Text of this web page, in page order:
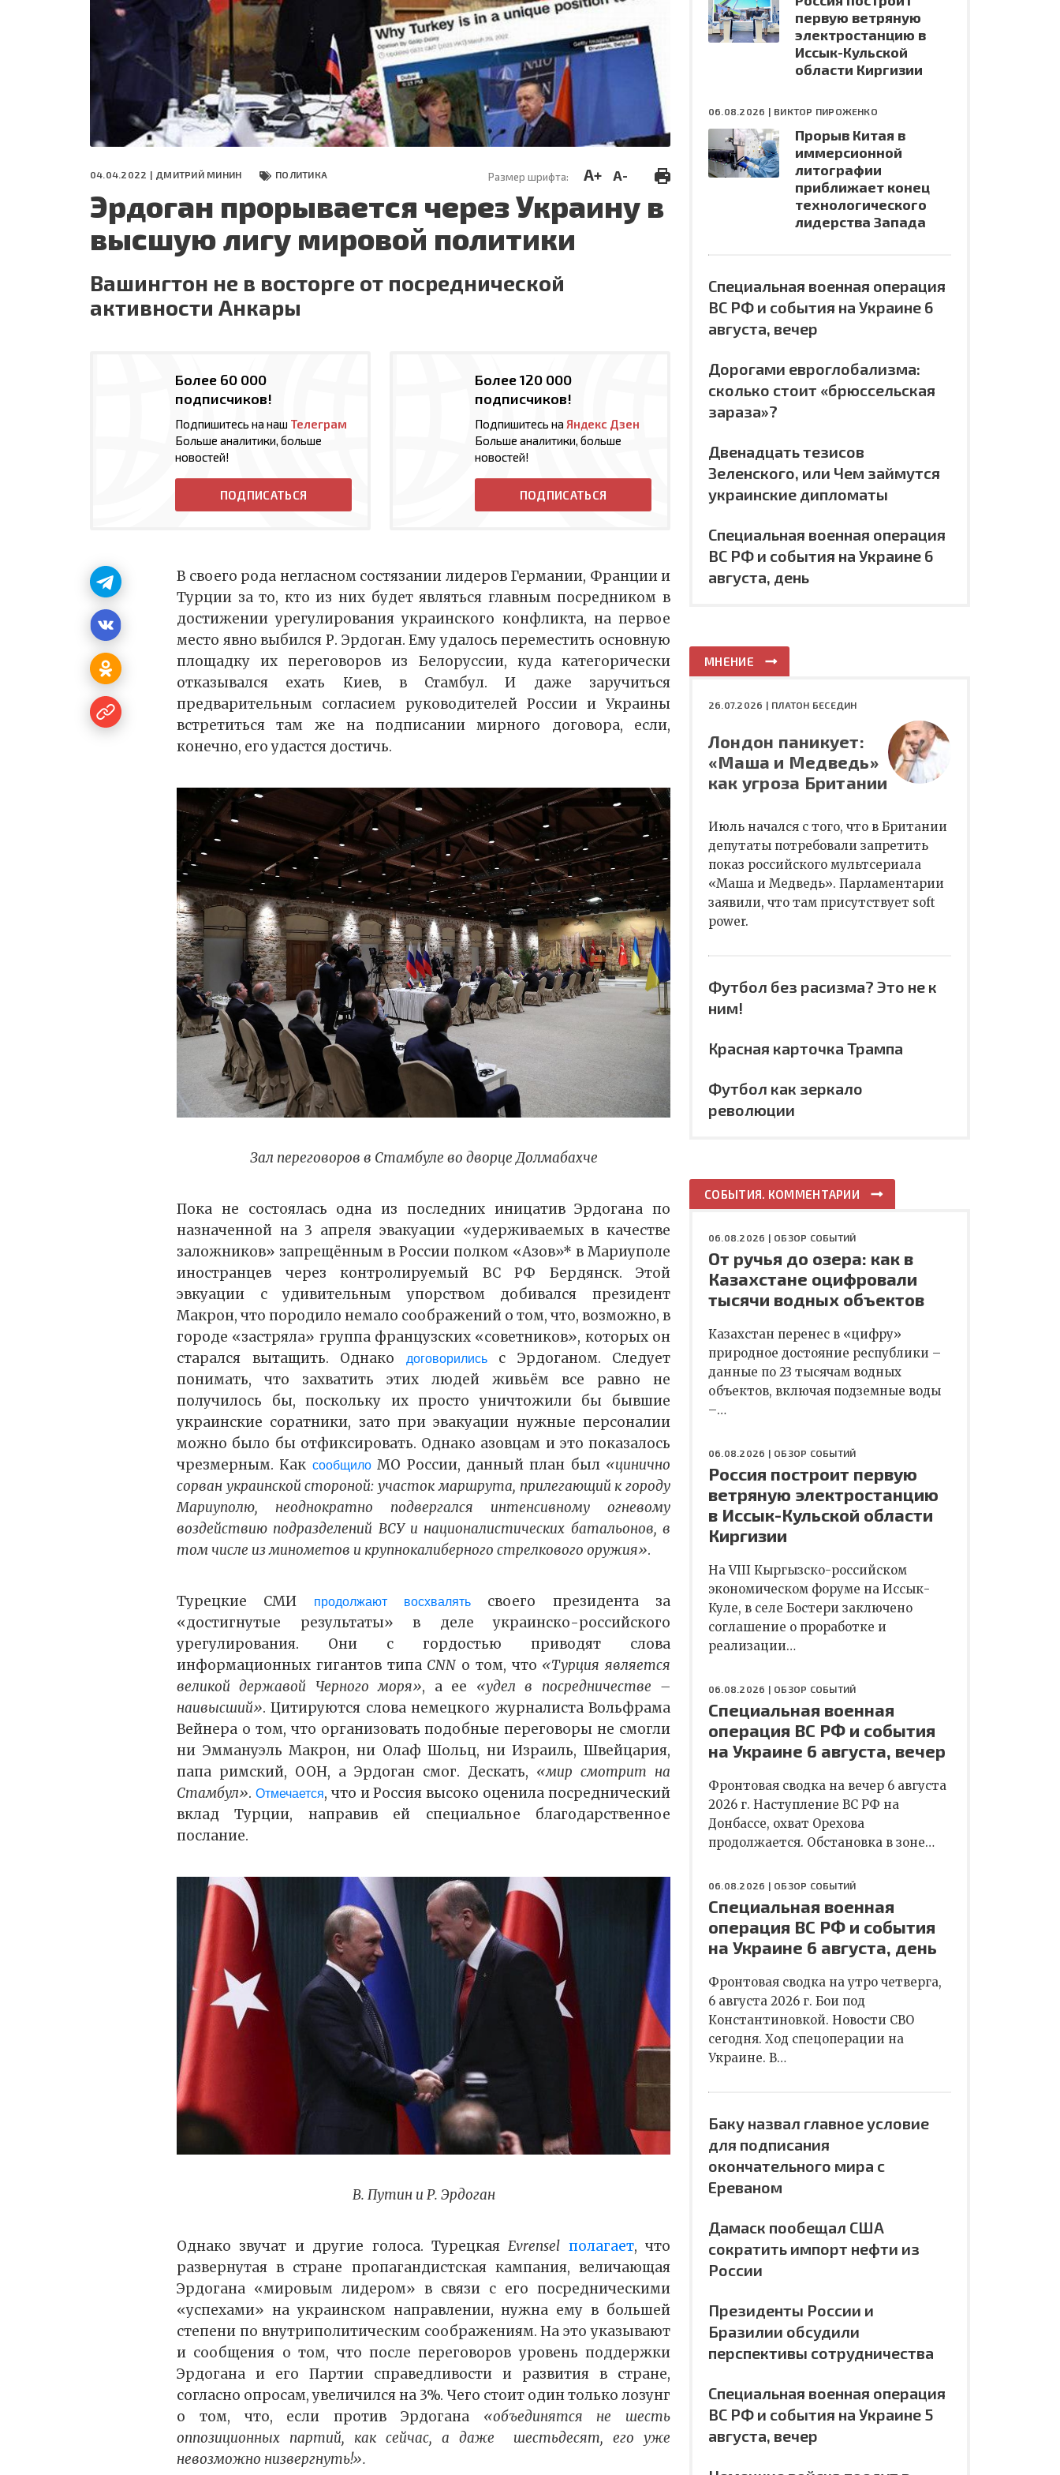
СЕГОДНЯ
ПОЛЯ БИТВЫ 2024
04.04.2022 | ДМИТРИЙ МИНИН ПОЛИТИКА Размер шрифта: A+ A-
Эрдоган прорывается через Украину в
высшую лигу мировой политики
Вашингтон не в восторге от посреднической
активности Анкары
Более 60 000
подписчиков!
Подпишитесь на наш Телеграм
Больше аналитики, больше
новостей!
ПОДПИСАТЬСЯ
Более 120 000
подписчиков!
Подпишитесь на Яндекс Дзен
Больше аналитики, больше
новостей!
ПОДПИСАТЬСЯ
В своего рода негласном состязании лидеров Германии, Франции и
Турции за то, кто из них будет являться главным посредником в
достижении урегулирования украинского конфликта, на первое
место явно выбился Р. Эрдоган. Ему удалось переместить основную
площадку их переговоров из Белоруссии, куда категорически
отказывался ехать Киев, в Стамбул. И даже заручиться
предварительным согласием руководителей России и Украины
встретиться там же на подписании мирного договора, если,
конечно, его удастся достичь.
Зал переговоров в Стамбуле во дворце Долмабахче
Пока не состоялась одна из последних иницатив Эрдогана по
назначенной на 3 апреля эвакуации «удерживаемых в качестве
заложников» запрещённым в России полком «Азов»* в Мариуполе
иностранцев через контролируемый ВС РФ Бердянск. Этой
эвкуации с удивительным упорством добивался президент
Макрон, что породило немало соображений о том, что, возможно, в
городе «застряла» группа французских «советников», которых он
старался вытащить. Однако
договорилисьс Эрдоганом. Следует
понимать, что захватить этих людей живьём все равно не
получилось бы, поскольку их просто уничтожили бы бывшие
украинские соратники, зато при эвакуации нужные персоналии
можно было бы отфиксировать. Однако азовцам и это показалось
чрезмерным. Как сообщилоМО России, данный план был «цинично
сорван украинской стороной: участок маршрута, прилегающий к городу
Мариуполю, неоднократно подвергался интенсивному огневому
воздействию подразделений ВСУ и националистических батальонов, в
том числе из минометов и крупнокалиберного стрелкового оружия».
Турецкие СМИ продолжают восхвалять
своего президента за
«достигнутые результаты» в деле украинско-российского
урегулирования. Они с гордостью приводят слова
информационных гигантов типа CNN о том, что «Турция является
великой державой Черного моря», а ее «удел в посредничестве –
наивысший». Цитируются слова немецкого журналиста Вольфрама
Вейнера о том, что организовать подобные переговоры не смогли
ни Эммануэль Макрон, ни Олаф Шольц, ни Израиль, Швейцария,
папа римский, ООН, а Эрдоган смог. Дескать, «мир смотрит на
Стамбул». Отмечается, что и Россия высоко оценила посреднический
вклад Турции, направив ей специальное благодарственное
послание.
В. Путин и Р. Эрдоган
Однако звучат и другие голоса. ТурецкаяEvrensel полагает, что
развернутая в стране пропагандистская кампания, величающая
Эрдогана «мировым лидером» в связи с его посредническими
«успехами» на украинском направлении, нужна ему в большей
степени по внутриполитическим соображениям. На это указывают
и сообщения о том, что после переговоров уровень поддержки
Эрдогана и его Партии справедливости и развития в стране,
согласно опросам, увеличился на 3%. Чего стоит один только лозунг
о том, что, если против Эрдогана «объединятся не шесть
оппозиционных партий, как сейчас, а даже шестьдесят, его уже
невозможно низвергнуть!».
первую ветряную
электростанцию в
Иссык-Кульской
области Киргизии
06.08.2026 | ВИКТОР ПИРОЖЕНКО
Прорыв Китая в
иммерсионной
литографии
приближает конец
технологического
лидерства Запада
Специальная военная операция
ВС РФ и события на Украине 6
августа, вечер
Дорогами евроглобализма:
сколько стоит «брюссельская
зараза»?
Двенадцать тезисов
Зеленского, или Чем займутся
украинские дипломаты
Специальная военная операция
ВС РФ и события на Украине 6
августа, день
МНЕНИЕ
26.07.2026 | ПЛАТОН БЕСЕДИН
Лондон паникует:
«Маша и Медведь»
как угроза Британии
Июль начался с того, что в Британии
депутаты потребовали запретить
показ российского мультсериала
«Маша и Медведь». Парламентарии
заявили, что там присутствует soft
power.
Футбол без расизма? Это не к
ним!
Красная карточка Трампа
Футбол как зеркало
революции
СОБЫТИЯ. КОММЕНТАРИИ
06.08.2026 | ОБЗОР СОБЫТИЙ
От ручья до озера: как в
Казахстане оцифровали
тысячи водных объектов
Казахстан перенес в «цифру»
природное достояние республики –
данные по 23 тысячам водных
объектов, включая подземные воды
–…
06.08.2026 | ОБЗОР СОБЫТИЙ
Россия построит первую
ветряную электростанцию
в Иссык-Кульской области
Киргизии
На VIII Кыргызско-российском
экономическом форуме на Иссык-
Куле, в селе Бостери заключено
соглашение о проработке и
реализации…
06.08.2026 | ОБЗОР СОБЫТИЙ
Специальная военная
операция ВС РФ и события
на Украине 6 августа, вечер
Фронтовая сводка на вечер 6 августа
2026 г. Наступление ВС РФ на
Донбассе, охват Орехова
продолжается. Обстановка в зоне…
06.08.2026 | ОБЗОР СОБЫТИЙ
Специальная военная
операция ВС РФ и события
на Украине 6 августа, день
Фронтовая сводка на утро четверга,
6 августа 2026 г. Бои под
Константиновкой. Новости СВО
сегодня. Ход спецоперации на
Украине. В…
Баку назвал главное условие
для подписания
окончательного мира с
Ереваном
Дамаск пообещал США
сократить импорт нефти из
России
Президенты России и
Бразилии обсудили
перспективы сотрудничества
Специальная военная операция
ВС РФ и события на Украине 5
августа, вечер